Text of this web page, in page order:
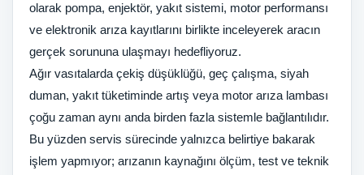
olarak pompa, enjektör, yakıt sistemi, motor performansı
ve elektronik arıza kayıtlarını birlikte inceleyerek aracın
gerçek sorununa ulaşmayı hedefliyoruz.
Ağır vasıtalarda çekiş düşüklüğü, geç çalışma, siyah
duman, yakıt tüketiminde artış veya motor arıza lambası
çoğu zaman aynı anda birden fazla sistemle bağlantılıdır.
Bu yüzden servis sürecinde yalnızca belirtiye bakarak
işlem yapmıyor; arızanın kaynağını ölçüm, test ve teknik